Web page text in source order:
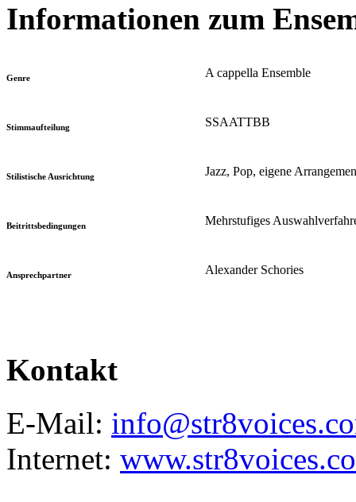
Informationen zum
Genre A cappella Ensemble
Stimmaufteilung SSAATTBB
Stilistische Ausrichtung Jazz, Pop, eigene
Beitrittsbedingungen Mehrstufiges
Ansprechpartner Alexander Schories
Kontakt
E-Mail:
Internet: